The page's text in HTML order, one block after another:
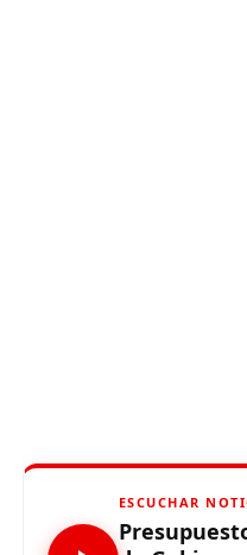
ESCUCHAR